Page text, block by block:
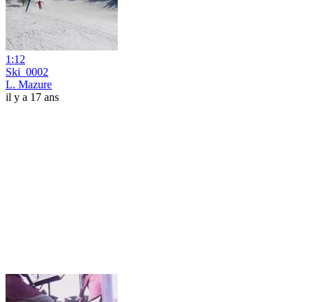
1:12
Ski_0002
L. Mazure
il y a 17 ans